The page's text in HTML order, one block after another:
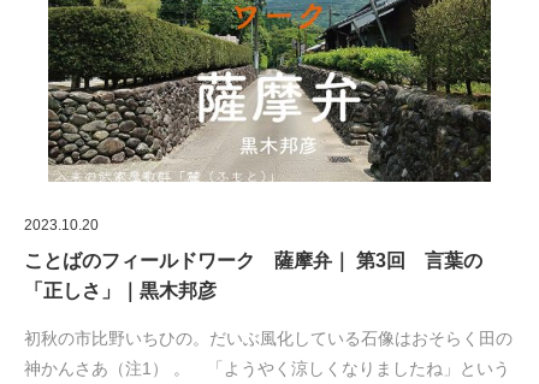
2023.10.20
ことばのフィールドワーク 薩摩弁｜ 第3回 言葉の
「正しさ」｜黒木邦彦
初秋の市比野いちひの。だいぶ風化している石像はおそらく田の
神かんさあ（注1） 。 「ようやく涼しくなりましたね」という